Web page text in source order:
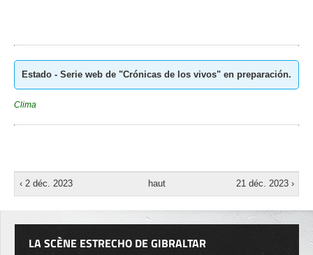
Estado - Serie web de "Crónicas de los vivos" en preparación.
Clima
‹ 2 déc. 2023 haut 21 déc. 2023 ›
LA SCÈNE ESTRECHO DE GIBRALTAR